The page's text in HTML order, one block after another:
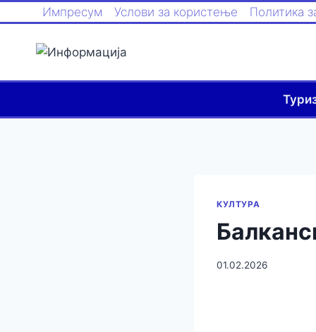
Импресум Услови за користење Политика
КУЛТУРА
01.02.2026